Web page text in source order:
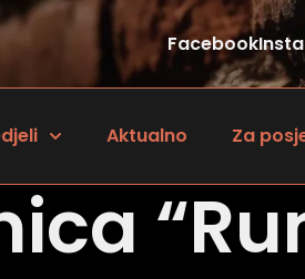
Facebook
Aktualno Za